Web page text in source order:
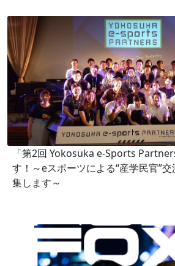
「第2回 Yokosuka e-Sports
す！～eスポーツによる“産学民官”
集します～